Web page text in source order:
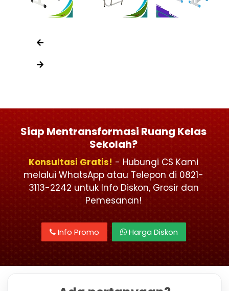
Siap Mentransformasi Ruang Kelas
Sekolah?
Konsultasi Gratis! - Hubungi CS Kami
melalui WhatsApp atau Telepon di 0821-
3113-2242 untuk Info Diskon, Grosir dan
Pemesanan!
Info Promo Harga Diskon